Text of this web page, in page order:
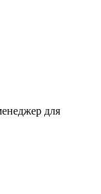
для